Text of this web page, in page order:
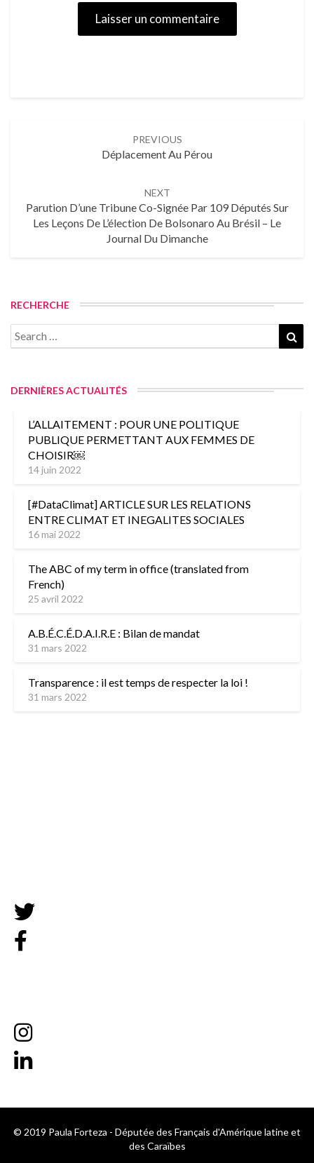
PREVIOUS
Déplacement Au Pérou
NEXT
Parution D’une Tribune Co-Signée Par 109 Députés Sur
Les Leçons De L’élection De Bolsonaro Au Brésil – Le
Journal Du Dimanche
RECHERCHE
DERNIÈRES ACTUALITÉS
L’ALLAITEMENT : POUR UNE POLITIQUE
PUBLIQUE PERMETTANT AUX FEMMES DE
CHOISIR￼
14 juin 2022
[#DataClimat] ARTICLE SUR LES RELATIONS
ENTRE CLIMAT ET INEGALITES SOCIALES
16 mai 2022
The ABC of my term in office (translated from
French)
25 avril 2022
A.B.É.C.É.D.A.I.R.E : Bilan de mandat
31 mars 2022
Transparence : il est temps de respecter la loi !
31 mars 2022
© 2019 Paula Forteza - Députée des Français d'Amérique latine et
des Caraïbes